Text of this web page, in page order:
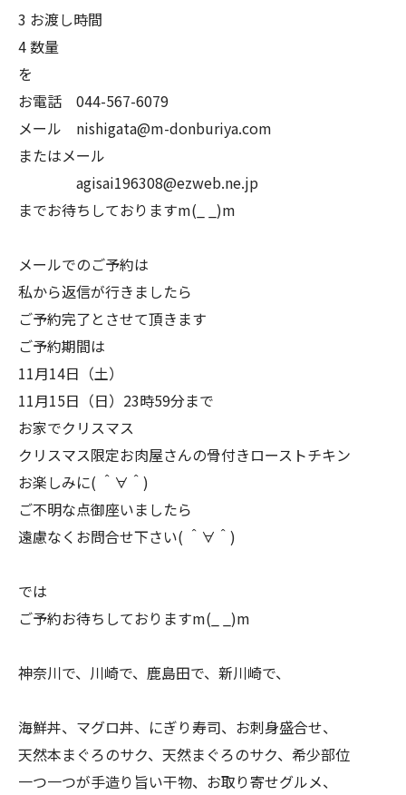
3 お渡し時間
4 数量
を
お電話 044-567-6079
メール nishigata@m-donburiya.com
またはメール
agisai196308@ezweb.ne.jp
までお待ちしておりますm(_ _)m
メールでのご予約は
私から返信が行きましたら
ご予約完了とさせて頂きます
ご予約期間は
11月14日（土）
11月15日（日）23時59分まで
お家でクリスマス
クリスマス限定お肉屋さんの骨付きローストチキン
お楽しみに( ＾∀＾)
ご不明な点御座いましたら
遠慮なくお問合せ下さい( ＾∀＾)
では
ご予約お待ちしておりますm(_ _)m
神奈川で、川崎で、鹿島田で、新川崎で、
海鮮丼、マグロ丼、にぎり寿司、お刺身盛合せ、
天然本まぐろのサク、天然まぐろのサク、希少部位
一つ一つが手造り旨い干物、お取り寄せグルメ、